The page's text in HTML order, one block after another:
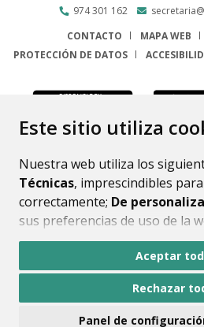
Este sitio utiliza
Nuestra web utiliza los
Técnicas, imprescindibles
correctamente; De
sus preferencias de uso de la
mejorar el funcionamiento de
Si acepta pulsando el botón
consideramos que acepta su
Aceptar
Rechazar
Panel de
974 301 162
CONTACTO
MAPA WEB
PROTECCIÓN DE DATOS